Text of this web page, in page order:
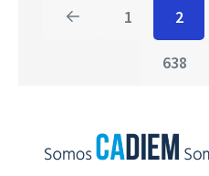
1 2
638